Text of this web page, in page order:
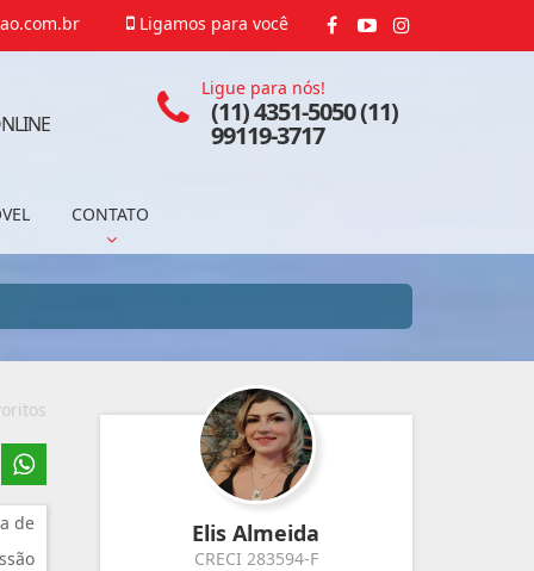
Ligamos para você
CONTATO
Ligue para nós!
(11) 4351-5050 (11)
99119-3717
de
Elis Almeida
CRECI 283594-F